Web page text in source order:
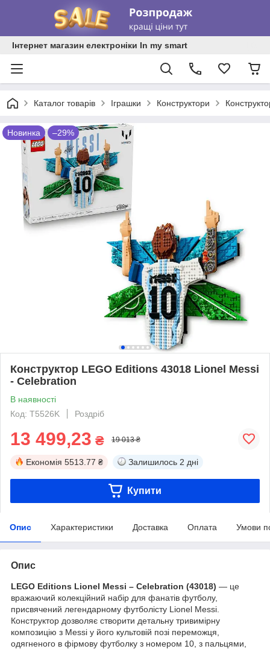
Інтернет магазин електроніки In my smart
Каталог товарів Іграшки Конструктори
Новинка –29%
Конструктор LEGO Editions 43018 Lionel Messi
- Celebration
В наявності
Код: T5526K
Роздріб
13 499,23 ₴ 19 013 ₴
Економія 5513.77 ₴ Залишилось 2 дні
Купити
Опис Характеристики Доставка Оплата Умови
Опис
LEGO Editions Lionel Messi – Celebration (43018) — це
вражаючий колекційний набір для фанатів футболу,
присвячений легендарному футболісту Lionel Messi.
Конструктор дозволяє створити детальну тривимірну
композицію з Messi у його культовій позі переможця,
одягненого в фірмову футболку з номером 10, з пальцями,